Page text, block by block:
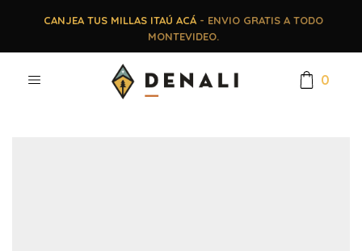
CANJEA TUS MILLAS ITAÚ ACÁ- ENVIO GRATIS A TODO
MONTEVIDEO.
0